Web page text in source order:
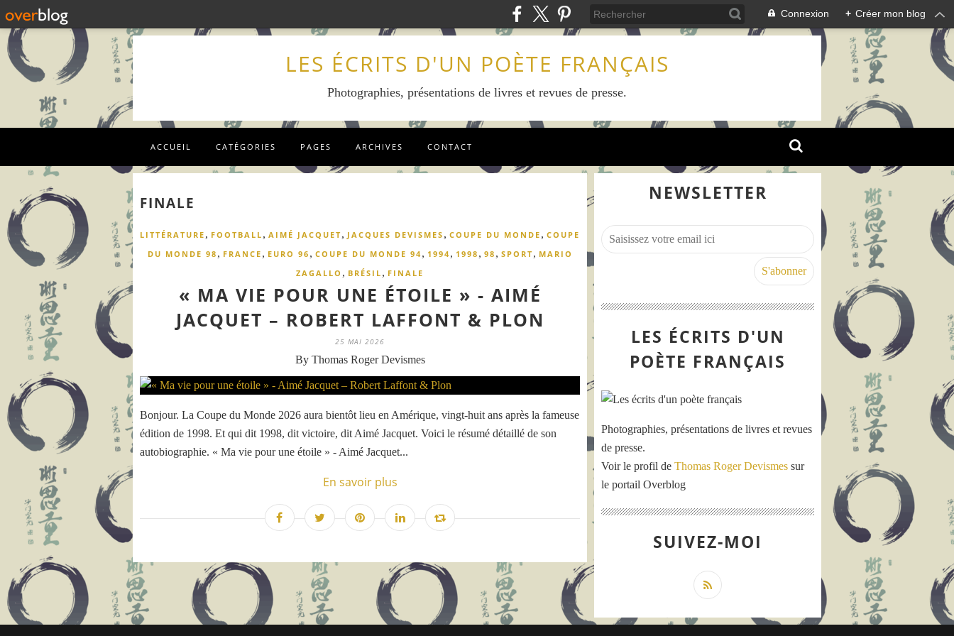
Connexion + Créer mon blog
LES ÉCRITS D'UN POÈTE FRANÇAIS
Photographies, présentations de livres et revues de presse.
ACCUEIL CATÉGORIES PAGES ARCHIVES CONTACT
FINALE
LITTÉRATURE , FOOTBALL , AIMÉ JACQUET, JACQUES DEVISMES , COUPE DU MONDE , COUPE
DU MONDE 98 , FRANCE , EURO 96 , COUPE DU MONDE 94, 1994, 1998 , 98 , SPORT, MARIO
ZAGALLO , BRÉSIL , FINALE
« MA VIE POUR UNE ÉTOILE » - AIMÉ
JACQUET – ROBERT LAFFONT & PLON
25 MAI 2026
By Thomas Roger Devismes
Bonjour. La Coupe du Monde 2026 aura bientôt lieu en Amérique, vingt-huit ans après la fameuse
édition de 1998. Et qui dit 1998, dit victoire, dit Aimé Jacquet. Voici le résumé détaillé de son
autobiographie. « Ma vie pour une étoile » - Aimé Jacquet...
En savoir plus
NEWSLETTER
LES ÉCRITS D'UN
POÈTE FRANÇAIS
Photographies, présentations de livres et revues
de presse.
Voir le profil de Thomas Roger Devismes sur
le portail Overblog
SUIVEZ-MOI